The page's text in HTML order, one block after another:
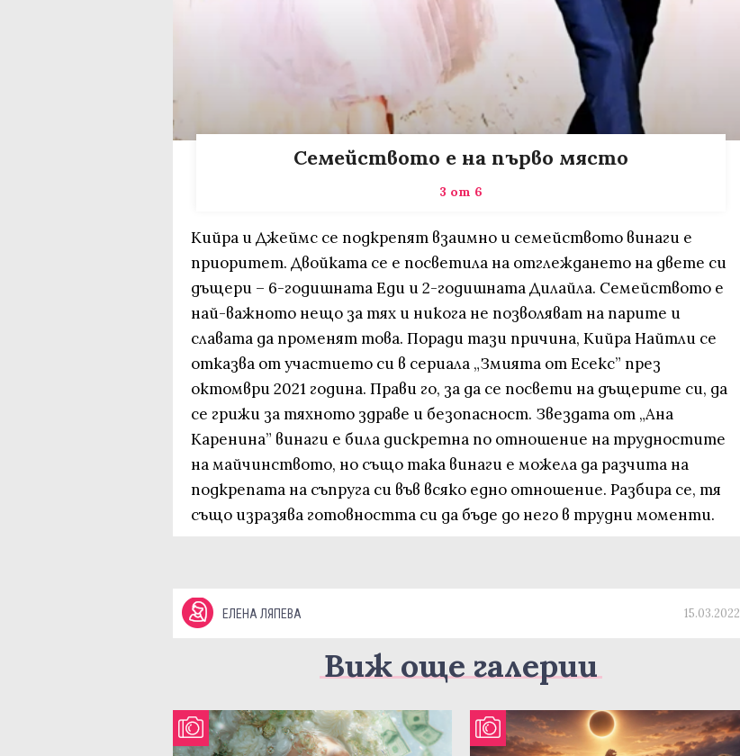
Семейството е на първо място
3 от 6
Кийра и Джеймс се подкрепят взаимно и семейството винаги е
приоритет. Двойката се е посветила на отглеждането на двете си
дъщери – 6-годишната Еди и 2-годишната Дилайла. Семейството е
най-важното нещо за тях и никога не позволяват на парите и
славата да променят това. Поради тази причина, Кийра Найтли се
отказва от участието си в сериала „Змията от Есекс” през
октомври 2021 година. Прави го, за да се посвети на дъщерите си, да
се грижи за тяхното здраве и безопасност. Звездата от „Ана
Каренина” винаги е била дискретна по отношение на трудностите
на майчинството, но също така винаги е можела да разчита на
подкрепата на съпруга си във всяко едно отношение. Разбира се, тя
също изразява готовността си да бъде до него в трудни моменти.
ЕЛЕНА ЛЯПЕВА 15.03.2022
Виж още галерии